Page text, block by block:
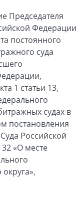
Председателя
Федерации
постоянного
суда
1 статьи 13,
судах в
постановления
Российской
«О месте